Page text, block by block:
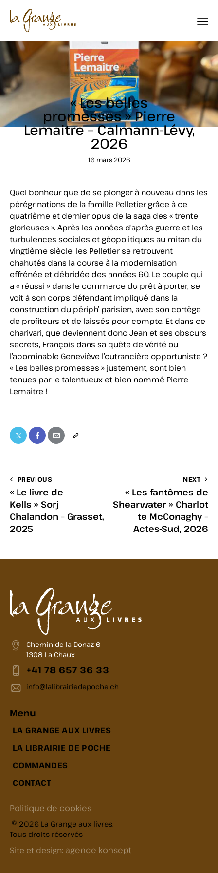
CHRONIQUES
« Les belles
promesses » Pierre
Lemaitre – Calmann-Lévy,
2026
16 mars 2026
Quel bonheur que de se plonger à nouveau dans les
pérégrinations de la famille Pelletier grâce à ce
quatrième et dernier opus de la saga des « trente
glorieuses ». Après les années d’après-guerre et les
turbulences sociales et géopolitiques au mitan du
vingtième siècle, les Pelletier se retrouvent
chahutés dans la course à la modernisation
effrénée et débridée des années 60. Le couple qui
a « réussi » dans le commerce du prêt à porter, se
voit à son corps défendant impliqué dans la
construction du périph’ parisien, avec son cortège
de profiteurs et de laissés pour compte. Et dans ce
charivari, que deviennent donc Jean et ses obscurs
secrets, François dans sa quête de vérité ou
l’abominable Geneviève l’outrancière opportuniste ?
« Les belles promesses » justement, sont bien
tenues par le talentueux et bien nommé Pierre
Lemaitre !
PREVIOUS
« Le livre de
Kells » Sorj
Chalandon – Grasset,
2025
NEXT
« Les fantômes de
Shearwater » Charlot
te McConaghy –
Actes-Sud, 2026
Chemin de la Donaz 6
1308 La Chaux
+41 78 657 36 33
info@lalibrairiedepoche.ch
Menu
LA GRANGE AUX LIVRES
LA LIBRAIRIE DE POCHE
COMMANDES
CONTACT
Politique de cookies
© 2026 La Grange aux livres.
Tous droits réservés
Site et design: agence konsept